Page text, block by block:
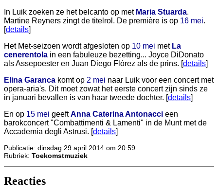
In Luik zoeken ze het belcanto op met Maria Stuarda.
Martine Reyners zingt de titelrol. De première is op 16 mei.
[details]
Het Met-seizoen wordt afgesloten op 10 mei met La
cenerentola in een fabuleuze bezetting... Joyce DiDonato
als Assepoester en Juan Diego Flórez als de prins. [details]
Elina Garanca komt op 2 mei naar Luik voor een concert met
opera-aria's. Dit moet zowat het eerste concert zijn sinds ze
in januari bevallen is van haar tweede dochter. [details]
En op 15 mei geeftAnna Caterina Antonacci een
barokconcert "Combattimenti & Lamenti" in de Munt met de
Accademia degli Astrusi. [details]
Publicatie: dinsdag 29 april 2014 om 20:59
Rubriek: Toekomstmuziek
Reacties